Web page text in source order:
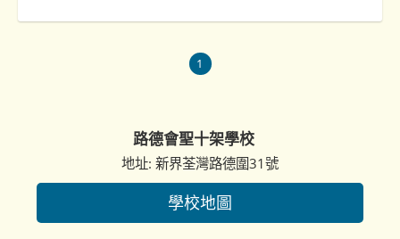
1
路德會聖十架學校
地址: 新界荃灣路德圍31號
學校地圖